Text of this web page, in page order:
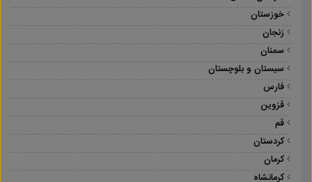
خوزستان
زنجان
سمنان
سیستان و بلوچستان
فارس
قزوین
قم
کردستان
کرمان
کرمانشاه